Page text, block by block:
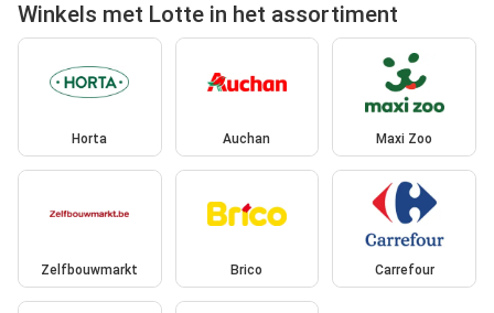
Winkels met Lotte in het assortiment
Horta Auchan Maxi Zoo
Zelfbouwmarkt Brico Carrefour